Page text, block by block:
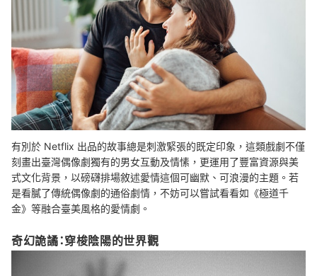
有別於 Netflix 出品的故事總是刺激緊張的既定印象，這類戲劇不僅
刻畫出臺灣偶像劇獨有的男女互動及情愫，更運用了豐富資源與美
式文化背景，以磅礴排場敘述愛情這個可幽默、可浪漫的主題。若
是看膩了傳統偶像劇的通俗劇情，不妨可以嘗試看看如《極道千
金》等融合臺美風格的愛情劇。
奇幻詭譎：穿梭陰陽的世界觀